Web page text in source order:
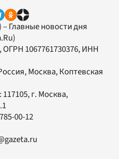
– Главные новости дня
, ОГРН 1067761730376, ИНН
Москва, Коптевская
117105, г. Москва,
00-12